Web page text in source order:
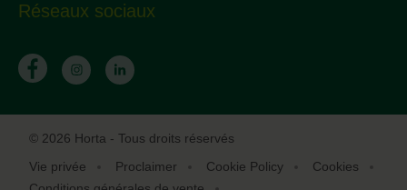
Réseaux sociaux
© 2026 Horta - Tous droits réservés
Vie privée
Proclaimer Cookie Policy
Cookies